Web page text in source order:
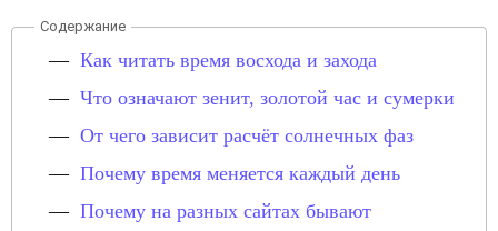
Как читать время восхода и захода
Что означают зенит, золотой час и сумерки
От чего зависит расчёт солнечных фаз
Почему время меняется каждый день
Почему на разных сайтах бывают